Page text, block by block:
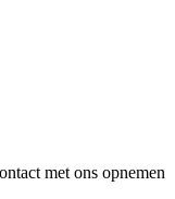
met ons opnemen